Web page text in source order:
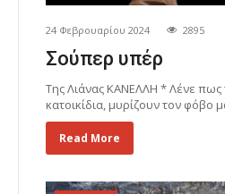
24 Φεβρουαρίου 2024 2895
Σούπερ υπέρ
Της Λιάνας ΚΑΝΕΛΛΗ * Λένε πως
κατοικίδια, μυρίζουν τον φόβο
Read More